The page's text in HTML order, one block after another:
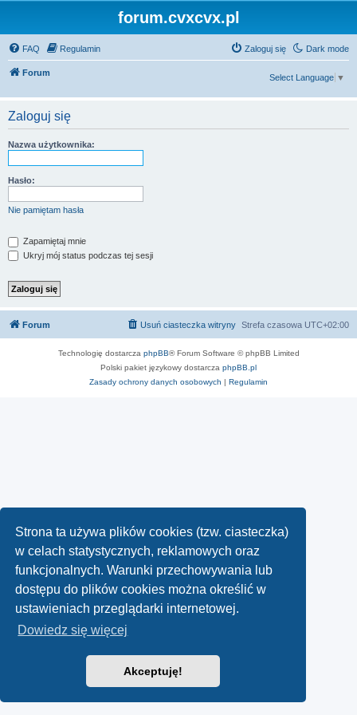
Strona ta używa plików cookies (tzw. ciasteczka)
w celach statystycznych, reklamowych oraz
funkcjonalnych. Warunki przechowywania lub
dostępu do plików cookies można określić w
ustawieniach przeglądarki internetowej.
Dowiedz się więcej
Akceptuję!
forum.cvxcvx.pl
Dark mode
FAQ Regulamin Zaloguj się
Forum
Select Language ▼
Zaloguj się
Nazwa użytkownika:
Hasło:
Nie pamiętam hasła
Zapamiętaj mnie
Ukryj mój status podczas tej sesji
Forum Strefa czasowa UTC+02:00
Usuń ciasteczka witryny
Technologię dostarcza phpBB® Forum Software © phpBB Limited
Polski pakiet językowy dostarcza phpBB.pl
Zasady ochrony danych osobowych | Regulamin